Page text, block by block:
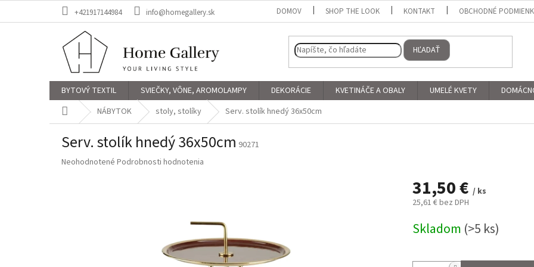
+421917144984 info@homegallery.sk DOMOV SHOP THE LOOK KONTAKT OBCHODNÉ
HĽADAŤ
BYTOVÝ TEXTIL SVIEČKY, VÔNE, AROMOLAMPY DEKORÁCIE KVETINÁČE A OBALY UMELÉ KVETY
DomovNÁBYTOK stoly, stolíky Serv. stolík hnedý 36x50cm
Serv. stolík hnedý 36x50cm 90271
Priemerné
Neohodnotené Podrobnosti hodnotenia
31,50 € / ks
25,61 € bez DPH
cena:
Skladom (>5 ks)